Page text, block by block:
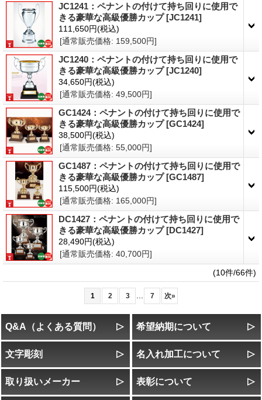
JC1241：ペナントの付けて持ち回りに使用で
きる豪華な高級優勝カップ [JC1241]
111,650円(税込)
[通常販売価格: 159,500円]
JC1240：ペナントの付けて持ち回りに使用で
きる豪華な高級優勝カップ [JC1240]
34,650円(税込)
[通常販売価格: 49,500円]
GC1424：ペナントの付けて持ち回りに使用で
きる豪華な高級優勝カップ [GC1424]
38,500円(税込)
[通常販売価格: 55,000円]
GC1487：ペナントの付けて持ち回りに使用で
きる豪華な高級優勝カップ [GC1487]
115,500円(税込)
[通常販売価格: 165,000円]
DC1427：ペナントの付けて持ち回りに使用で
きる豪華な高級優勝カップ [DC1427]
28,490円(税込)
[通常販売価格: 40,700円]
(10件/66件)
1 2 3 ... 7 次»
Q&A（よくある質問） 希望納期について
文字彫刻 名入れ加工について
取り扱いメーカー 表彰について